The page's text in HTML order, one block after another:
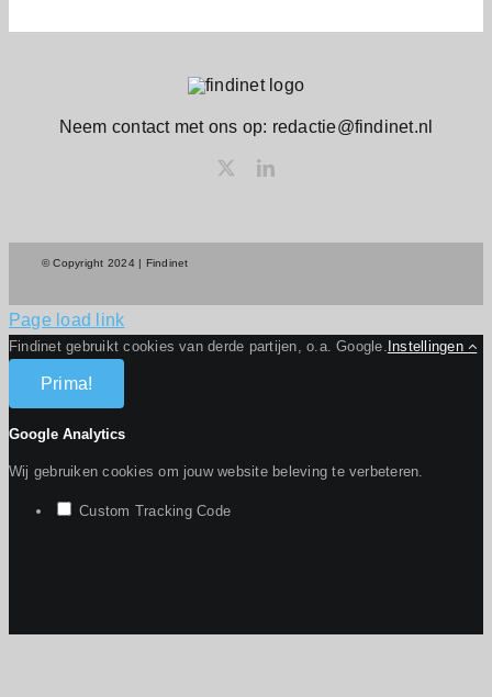
Neem contact met ons op: redactie@findinet.nl
© Copyright 2024 | Findinet
Page load link
Findinet gebruikt cookies van derde partijen, o.a. Google. Instellingen
Prima!
Google Analytics
Wij gebruiken cookies om jouw website beleving te verbeteren.
Custom Tracking Code